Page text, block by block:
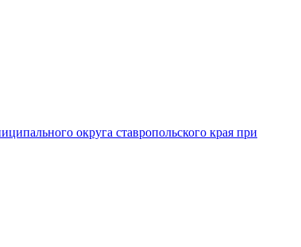
округа ставропольского края при